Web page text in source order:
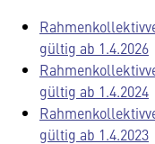
gültig ab 1.4.2026
gültig ab 1.4.2024
gültig ab 1.4.2023